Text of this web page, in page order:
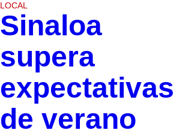
LOCAL
Sinaloa
supera
de verano